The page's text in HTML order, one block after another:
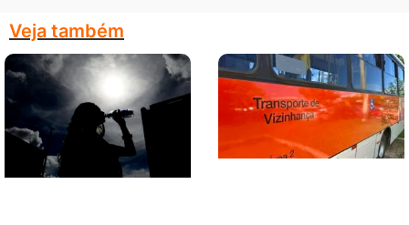
Veja também